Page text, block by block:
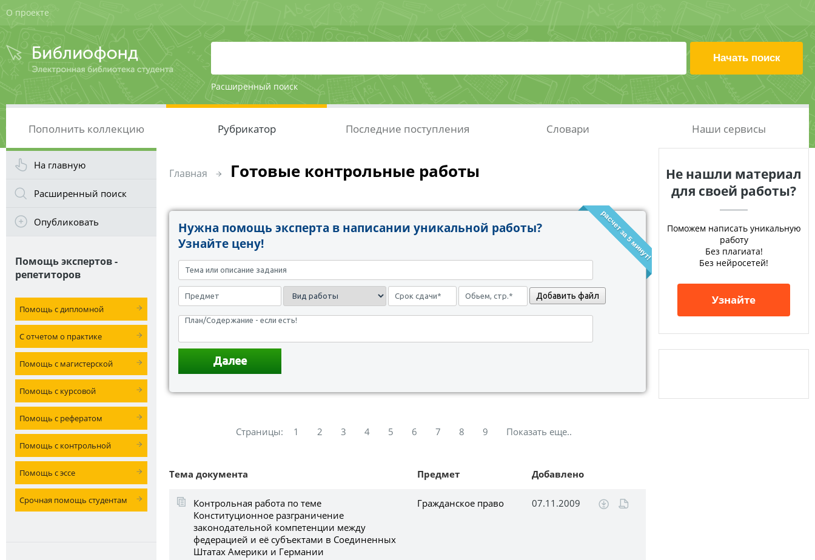
О проекте
Расширенный поиск
Пополнить коллекцию Рубрикатор Последние поступления Словари Наши сервисы
На главную
Расширенный поиск
Опубликовать
Помощь экспертов -
репетиторов
Помощь с дипломной
С отчетом о практике
Помощь с магистерской
Помощь с курсовой
Помощь с рефератом
Помощь с контрольной
Помощь с эссе
Срочная помощь студентам
Главная Готовые контрольные работы
расчет за 5 минут!
Нужна помощь эксперта в написании уникальной работы?
Узнайте цену!
Добавить файл
Страницы: 1 2 3 4 5 6 7 8 9 Показать еще..
Тема документа Предмет Добавлено
Контрольная работа по теме
Конституционное разграничение
законодательной компетенции между
федерацией и её субъектами в Соединенных
Штатах Америки и Германии
Гражданское право 07.11.2009
Не нашли материал
для своей работы?
Поможем написать уникальную
работу
Без плагиата!
Без нейросетей!
Узнайте